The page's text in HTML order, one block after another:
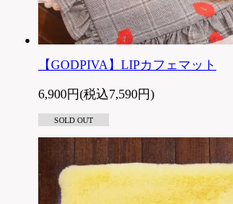
【GODPIVA】LIPカフェマット
6,900円(税込7,590円)
SOLD OUT